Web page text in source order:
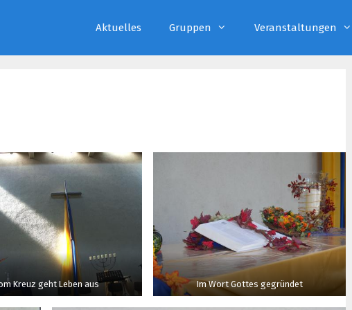
Aktuelles Gruppen Veranstaltungen
Kreuz geht Leben aus Im Wort Gottes gegründet